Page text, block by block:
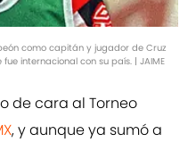
como capitán y jugador de Cruz
internacional con su país. | JAIME
de cara al Torneo
, y aunque ya sumó a